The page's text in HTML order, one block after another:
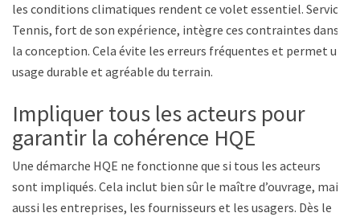
les conditions climatiques rendent ce volet essentiel. Service
Tennis, fort de son expérience, intègre ces contraintes dans
la conception. Cela évite les erreurs fréquentes et permet un
usage durable et agréable du terrain.
Impliquer tous les acteurs pour
garantir la cohérence HQE
Une démarche HQE ne fonctionne que si tous les acteurs
sont impliqués. Cela inclut bien sûr le maître d’ouvrage, mais
aussi les entreprises, les fournisseurs et les usagers. Dès le